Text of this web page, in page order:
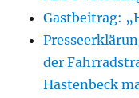
Gastbeitrag:
der
Hastenbeck